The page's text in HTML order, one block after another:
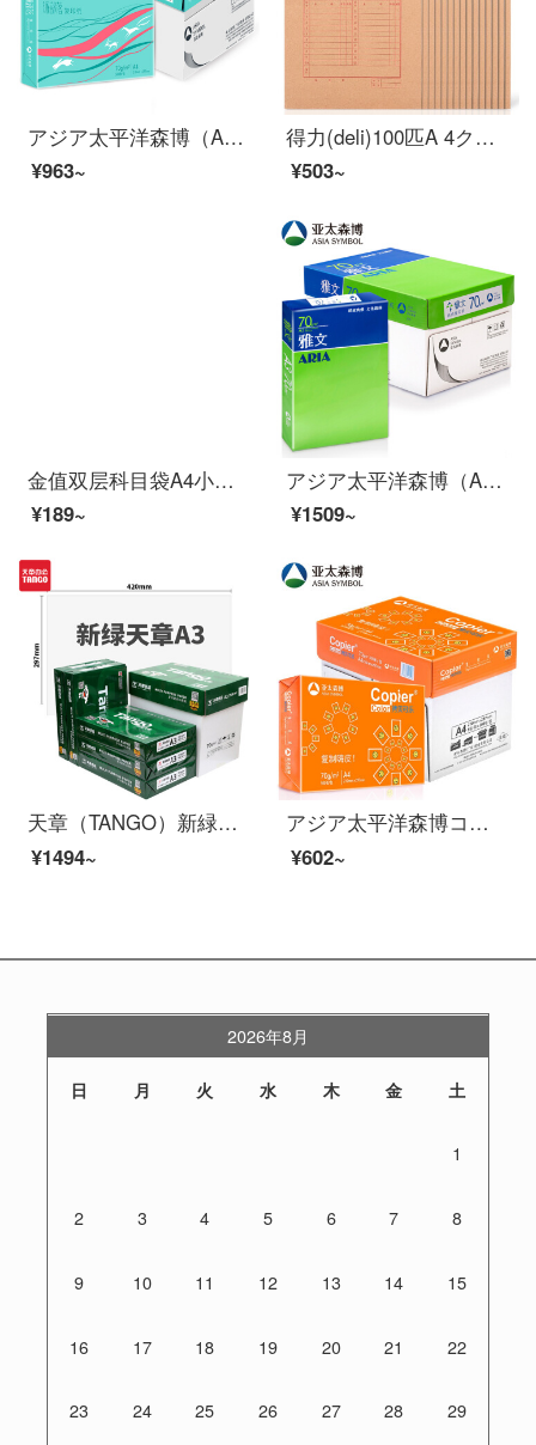
アジア太平洋森博（Asia Symbol）派部落70 g A 4コピーパルプ印刷紙500枚/8包/箱（4000枚）（バワンシリーズ）
¥963~
得力(deli)100匹A 4クラフト紙の袋175 g側の幅4 cmの入札書契約書類の資料袋27048
¥503~
金值双层科目袋A4小学生用分类试卷收纳袋书袋学习拎书袋手提补课包作业资料补习学科ジッパー帆布分类文件袋
¥189~
アジア太平洋森博（Asia Symbol）雅文70 g A 3コピー用紙A 3プリント500枚/5パック/箱（2500枚）
¥1509~
天章（TANGO）新緑天章70 g A 3コピー用紙の中の高品質タイプの印刷紙500枚/5パック/箱（2500枚）
¥1494~
アジア太平洋森博コピーコーラa 4プリント用紙70 g 80 gフルバック5箱2500枚の百旺コピー紙ネット販売爆発金オフティ紙江浙江上海皖包装白紙オレンジコーラA 4-70 g-5包（2500枚）
¥602~
2026年8月
日 月 火 水 木 金 土
1
2 3 4 5 6 7 8
9 10 11 12 13 14 15
16 17 18 19 20 21 22
23 24 25 26 27 28 29